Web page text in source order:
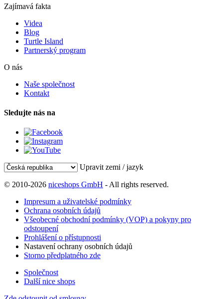
Zajímavá fakta
Videa
Blog
Turtle Island
Partnerský program
O nás
Naše společnost
Kontakt
Sledujte nás na
Upravit zemi / jazyk
© 2010-2026 niceshops GmbH - All rights reserved.
Impresum a uživatelské podmínky
Ochrana osobních údajů
Všeobecné obchodní podmínky (VOP) a pokyny pro
odstoupení
Prohlášení o přístupnosti
Nastavení ochrany osobních údajů
Storno předplatného zde
Společnost
Další nice shops